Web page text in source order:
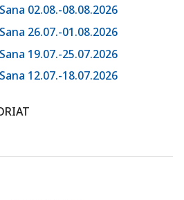
02.08.-08.08.2026
26.07.-01.08.2026
19.07.-25.07.2026
12.07.-18.07.2026